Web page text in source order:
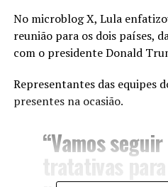
No microblog X, Lula
reunião para os dois países,
com o presidente Donald
Representantes das equipes
presentes na ocasião.
“Vamos
tratativas para